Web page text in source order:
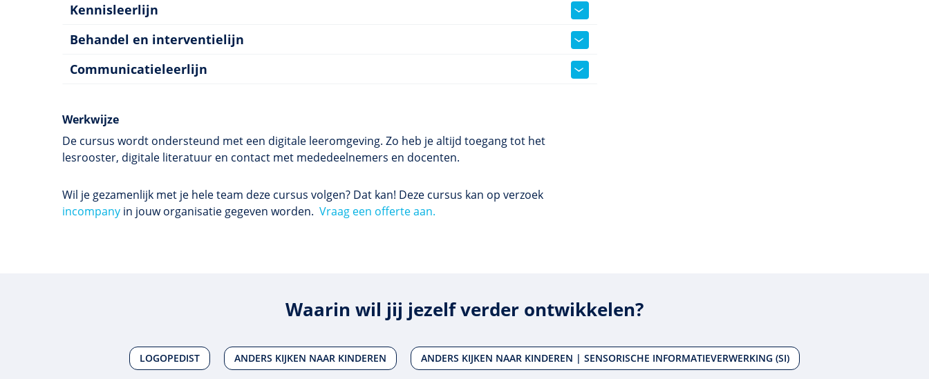
Kennisleerlijn
Behandel en interventielijn
Communicatieleerlijn
Werkwijze
De cursus wordt ondersteund met een digitale leeromgeving. Zo heb je altijd toegang tot het
lesrooster, digitale literatuur en contact met mededeelnemers en docenten.
Wil je gezamenlijk met je hele team deze cursus volgen? Dat kan! Deze cursus kan op verzoek
incompany in jouw organisatie gegeven worden. Vraag een offerte aan.
Waarin wil jij jezelf verder ontwikkelen?
LOGOPEDIST ANDERS KIJKEN NAAR KINDEREN ANDERS KIJKEN NAAR KINDEREN | SENSORISCHE INFORMATIEVERWERKING (SI)